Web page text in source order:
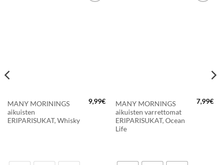
MANY MORININGS
aikuisten
ERIPARISUKAT, Whisky
9,99€
MANY MORNINGS
aikuisten varrettomat
ERIPARISUKAT, Ocean
Life
7,99€